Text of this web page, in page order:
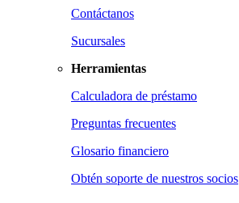
Contáctanos
Sucursales
Herramientas
Calculadora de préstamo
Preguntas frecuentes
Glosario financiero
Obtén soporte de nuestros socios